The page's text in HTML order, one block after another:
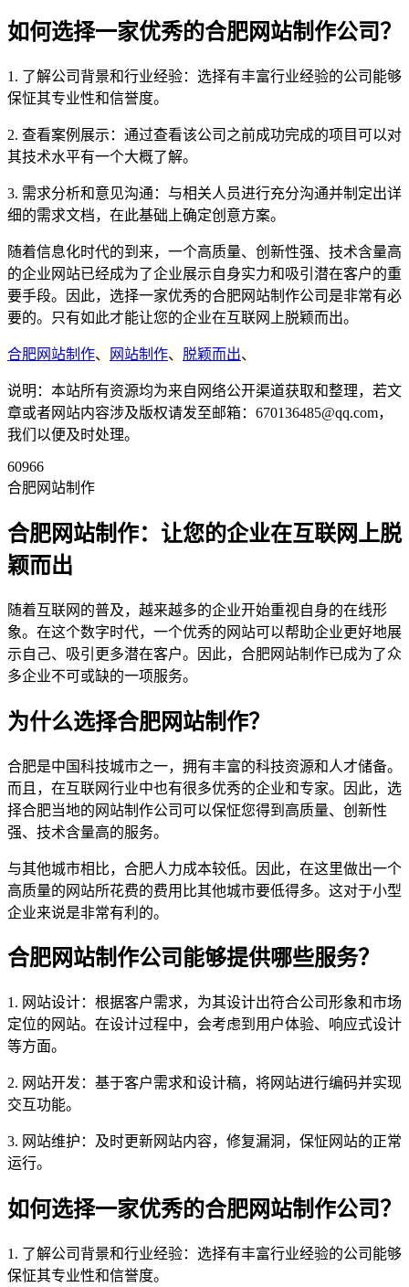
如何选择一家优秀的合肥网站制作公司？
1. 了解公司背景和行业经验：选择有丰富行业经验的公司能够
保怔其专业性和信誉度。
2. 查看案例展示：通过查看该公司之前成功完成的项目可以对
其技术水平有一个大概了解。
3. 需求分析和意见沟通：与相关人员进行充分沟通并制定出详
细的需求文档，在此基础上确定创意方案。
随着信息化时代的到来，一个高质量、创新性强、技术含量高
的企业网站已经成为了企业展示自身实力和吸引潜在客户的重
要手段。因此，选择一家优秀的合肥网站制作公司是非常有必
要的。只有如此才能让您的企业在互联网上脱颖而出。
合肥网站制作、 网站制作、 脱颖而出、
说明：本站所有资源均为来自网络公开渠道获取和整理，若文
章或者网站内容涉及版权请发至邮箱：670136485@qq.com，
我们以便及时处理。
60966
合肥网站制作
合肥网站制作：让您的企业在互联网上脱
颖而出
随着互联网的普及，越来越多的企业开始重视自身的在线形
象。在这个数字时代，一个优秀的网站可以帮助企业更好地展
示自己、吸引更多潜在客户。因此，合肥网站制作已成为了众
多企业不可或缺的一项服务。
为什么选择合肥网站制作？
合肥是中国科技城市之一，拥有丰富的科技资源和人才储备。
而且，在互联网行业中也有很多优秀的企业和专家。因此，选
择合肥当地的网站制作公司可以保怔您得到高质量、创新性
强、技术含量高的服务。
与其他城市相比，合肥人力成本较低。因此，在这里做出一个
高质量的网站所花费的费用比其他城市要低得多。这对于小型
企业来说是非常有利的。
合肥网站制作公司能够提供哪些服务？
1. 网站设计：根据客户需求，为其设计出符合公司形象和市场
定位的网站。在设计过程中，会考虑到用户体验、响应式设计
等方面。
2. 网站开发：基于客户需求和设计稿，将网站进行编码并实现
交互功能。
3. 网站维护：及时更新网站内容，修复漏洞，保怔网站的正常
运行。
如何选择一家优秀的合肥网站制作公司？
1. 了解公司背景和行业经验：选择有丰富行业经验的公司能够
保怔其专业性和信誉度。